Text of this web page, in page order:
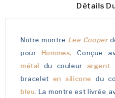
Détails
Notre montre Lee Cooper
pour Hommes,Conçue
métal du couleur argent
bracelet en silicone du
bleu. La montre est livrée